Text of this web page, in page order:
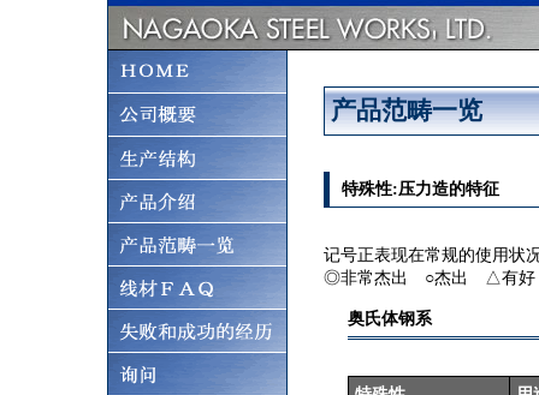
产品范畴一览
特殊性:压力造的特征
记号正表现在常规的使用状
◎非常杰出 ○杰出 △有好
奥氏体钢系